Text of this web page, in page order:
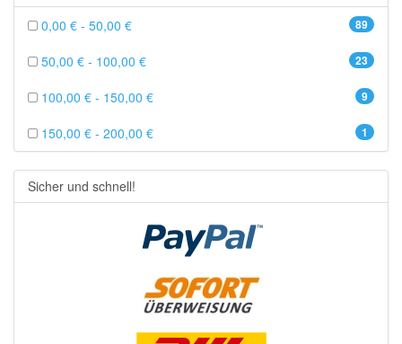
89
0,00 € - 50,00 €
23
50,00 € - 100,00 €
9
100,00 € - 150,00 €
1
150,00 € - 200,00 €
Sicher und schnell!